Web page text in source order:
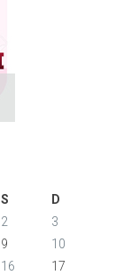
S
D
2
3
9
10
16
17